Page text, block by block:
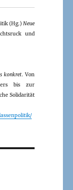
(Hg.) Neue
und
konkret. Von
bis zur
Solidarität